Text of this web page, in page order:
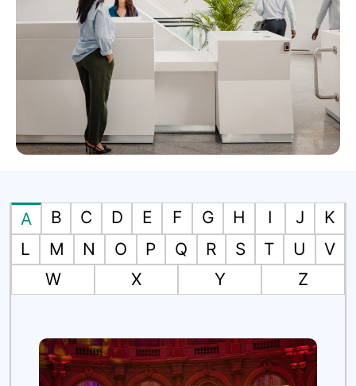
A B C D E F G H I J
K
L
M N O P Q R S T U
V
W
X Y Z